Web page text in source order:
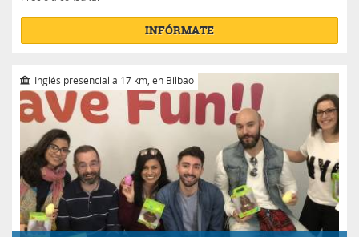
INFÓRMATE
Inglés presencial a 17 km, en Bilbao